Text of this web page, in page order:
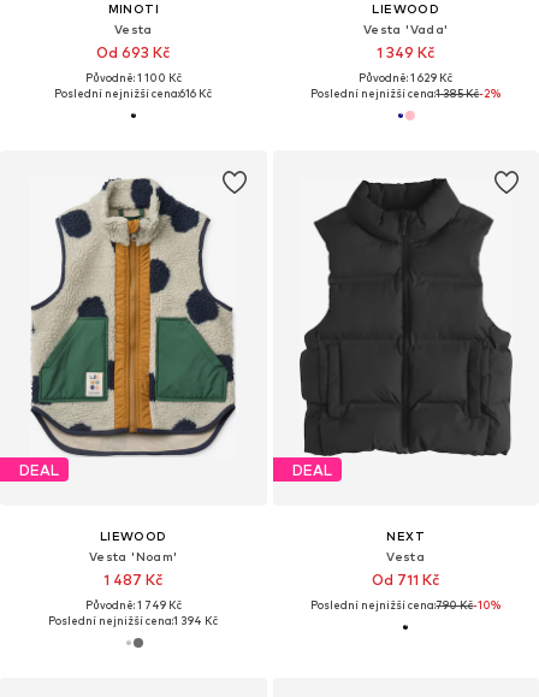
MINOTI
Vesta
Od 693 Kč
Původně: 1 100 Kč
Poslední nejnižší cena:616 Kč
LIEWOOD
Vesta 'Vada'
1 349 Kč
Původně: 1 629 Kč
Poslední nejnižší cena:1 385 Kč-2%
DEAL
LIEWOOD
Vesta 'Noam'
1 487 Kč
Původně: 1 749 Kč
Poslední nejnižší cena:1 394 Kč
DEAL
NEXT
Vesta
Od 711 Kč
Poslední nejnižší cena:790 Kč-10%